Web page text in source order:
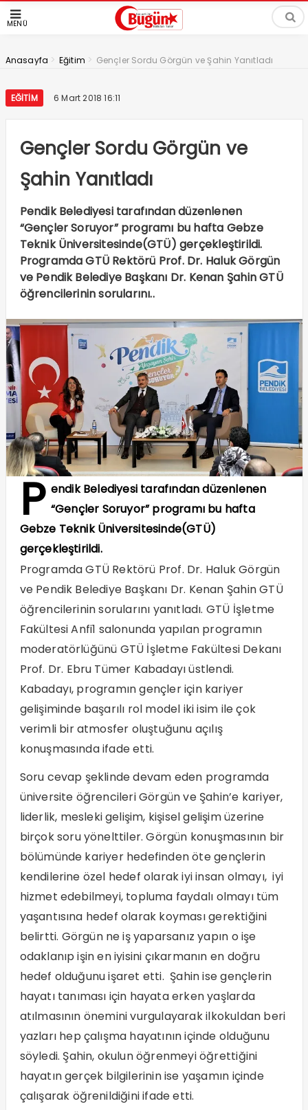
MENÜ
Anasayfa > Eğitim > Gençler Sordu Görgün ve Şahin Yanıtladı
EĞITIM 6 Mart 2018 16:11
Gençler Sordu Görgün ve
Şahin Yanıtladı
Pendik Belediyesi tarafından düzenlenen
“Gençler Soruyor” programı bu hafta Gebze
Teknik Üniversitesinde(GTÜ) gerçekleştirildi.
Programda GTÜ Rektörü Prof. Dr. Haluk Görgün
ve Pendik Belediye Başkanı Dr. Kenan Şahin GTÜ
öğrencilerinin sorularını..
P endik Belediyesi tarafından düzenlenen
“Gençler Soruyor” programı bu hafta
Gebze Teknik Üniversitesinde(GTÜ)
gerçekleştirildi.
Programda GTÜ Rektörü Prof. Dr. Haluk Görgün
ve Pendik Belediye Başkanı Dr. Kenan Şahin GTÜ
öğrencilerinin sorularını yanıtladı. GTÜ İşletme
Fakültesi Anfi1 salonunda yapılan programın
moderatörlüğünü GTÜ İşletme Fakültesi Dekanı
Prof. Dr. Ebru Tümer Kabadayı üstlendi.
Kabadayı, programın gençler için kariyer
gelişiminde başarılı rol model iki isim ile çok
verimli bir atmosfer oluştuğunu açılış
konuşmasında ifade etti.
Soru cevap şeklinde devam eden programda
üniversite öğrencileri Görgün ve Şahin’e kariyer,
liderlik, mesleki gelişim, kişisel gelişim üzerine
birçok soru yönelttiler. Görgün konuşmasının bir
bölümünde kariyer hedefinden öte gençlerin
kendilerine özel hedef olarak iyi insan olmayı, iyi
hizmet edebilmeyi, topluma faydalı olmayı tüm
yaşantısına hedef olarak koyması gerektiğini
belirtti. Görgün ne iş yaparsanız yapın o işe
odaklanıp işin en iyisini çıkarmanın en doğru
hedef olduğunu işaret etti. Şahin ise gençlerin
hayatı tanıması için hayata erken yaşlarda
atılmasının önemini vurgulayarak ilkokuldan beri
yazları hep çalışma hayatının içinde olduğunu
söyledi. Şahin, okulun öğrenmeyi öğrettiğini
hayatın gerçek bilgilerinin ise yaşamın içinde
çalışarak öğrenildiğini ifade etti.